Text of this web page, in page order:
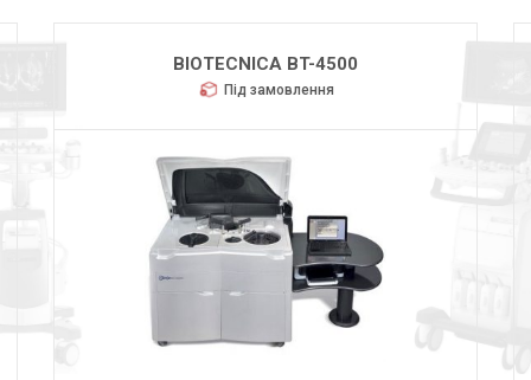
BIOTECNICA BT-4500
Під замовлення